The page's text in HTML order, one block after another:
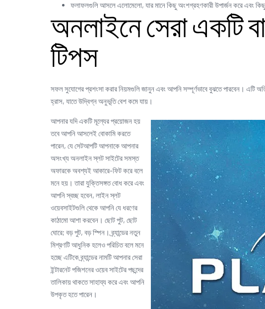
ফলাফলগুলি আসলে এলোমেলো, যার মানে কিছু অংশগ্রহণকারী উপার্জন করে এবং
অনলাইনে সেরা একটি
টিপস
সফল সুযোগের প্রশংসা করার নিয়মগুলি জানুন এবং আপনি সম্পূর্ণভাবে বুঝতে পারবেন। এটি
হ্রাস, যাতে উদ্বিগ্ন অনুভূতি বেশ কমে যায়।
আপনার যদি একটি মূল্যের প্রয়োজন হয়
তবে আপনি আসলেই বোকামি করতে
পারেন, যে সেটআপটি আপনাকে আপনার
অসংখ্য অনলাইন স্লট সাইটের সমস্ত
অফারকে অবশ্যই আকারে-ফিট করে বলে
মনে হয়। তারা যুক্তিসঙ্গত বোধ করে এবং
আপনি স্বচ্ছ হবেন, লাইন স্লট
ওয়েবসাইটগুলি থেকে আপনি যে ধরণের
কাঠামো আশা করবেন। ছোট পুট, ছোট
ঘোরে; বড় পুট, বড় স্পিন। ব্র্যান্ডের নতুন
মিশ্রণটি আধুনিক হলেও পরিচিত বলে মনে
হচ্ছে এটিকে ব্র্যান্ডের নামটি আপনার সেরা
ইন্টারনেট পজিশনের ওয়েব সাইটের পছন্দের
তালিকায় থাকতে সাহায্য করে এবং আপনি
উপকৃত হতে পারেন।